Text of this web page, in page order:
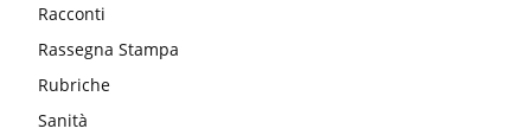
Racconti
Rassegna Stampa
Rubriche
Sanità